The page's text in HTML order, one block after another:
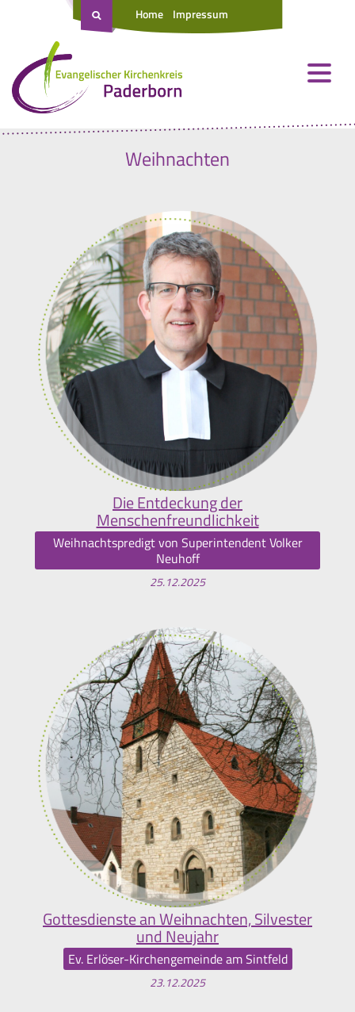
Home Impressum
Weihnachten
Die Entdeckung der
Menschenfreundlichkeit
Weihnachtspredigt von Superintendent Volker
Neuhoff
25.12.2025
Gottesdienste an Weihnachten, Silvester
und Neujahr
Ev. Erlöser-Kirchengemeinde am Sintfeld
23.12.2025